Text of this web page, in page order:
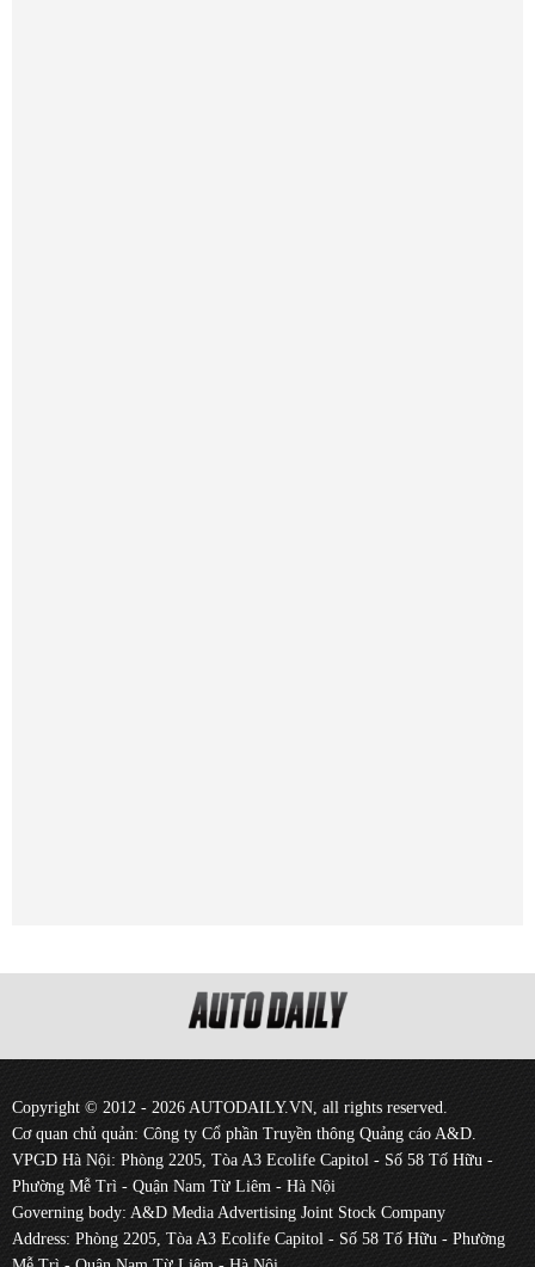
Copyright © 2012 - 2026 AUTODAILY.VN, all rights reserved.
Cơ quan chủ quản: Công ty Cổ phần Truyền thông Quảng cáo A&D.
VPGD Hà Nội: Phòng 2205, Tòa A3 Ecolife Capitol - Số 58 Tố Hữu -
Phường Mễ Trì - Quận Nam Từ Liêm - Hà Nội
Governing body: A&D Media Advertising Joint Stock Company
Address: Phòng 2205, Tòa A3 Ecolife Capitol - Số 58 Tố Hữu - Phường